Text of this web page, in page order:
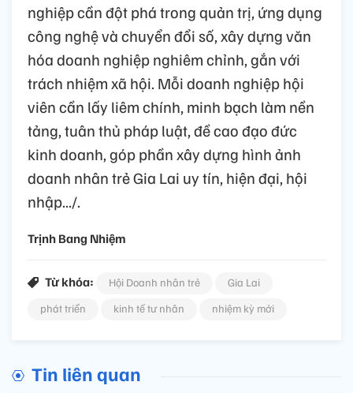
nghiệp cần đột phá trong quản trị, ứng dụng
công nghệ và chuyển đổi số, xây dựng văn
hóa doanh nghiệp nghiêm chỉnh, gắn với
trách nhiệm xã hội. Mỗi doanh nghiệp hội
viên cần lấy liêm chính, minh bạch làm nền
tảng, tuân thủ pháp luật, đề cao đạo đức
kinh doanh, góp phần xây dựng hình ảnh
doanh nhân trẻ Gia Lai uy tín, hiện đại, hội
nhập.../.
Trịnh Bang Nhiệm
Từ khóa: Hội Doanh nhân trẻ
Gia Lai
phát triển
kinh tế tư nhân nhiệm kỳ mới
Tin liên quan